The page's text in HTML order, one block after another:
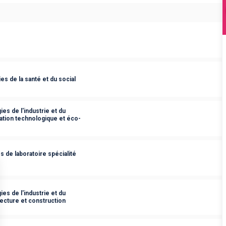
de la santé et du social
de l'industrie et du
technologique et éco-
de laboratoire spécialité
de l'industrie et du
et construction